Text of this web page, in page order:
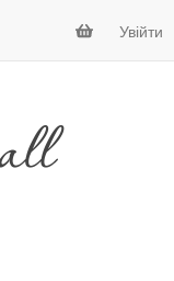
Увійти